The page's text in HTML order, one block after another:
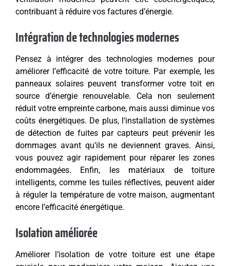
contribuant à réduire vos factures d’énergie.
Intégration de technologies modernes
Pensez à intégrer des technologies modernes pour
améliorer l’efficacité de votre toiture. Par exemple, les
panneaux solaires peuvent transformer votre toit en
source d’énergie renouvelable. Cela non seulement
réduit votre empreinte carbone, mais aussi diminue vos
coûts énergétiques. De plus, l’installation de systèmes
de détection de fuites par capteurs peut prévenir les
dommages avant qu’ils ne deviennent graves. Ainsi,
vous pouvez agir rapidement pour réparer les zones
endommagées. Enfin, les matériaux de toiture
intelligents, comme les tuiles réflectives, peuvent aider
à réguler la température de votre maison, augmentant
encore l’efficacité énergétique.
Isolation améliorée
Améliorer l’isolation de votre toiture est une étape